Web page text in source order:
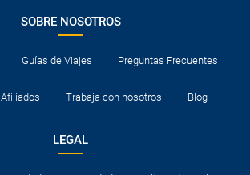
SOBRE NOSOTROS
Guías de Viajes Preguntas Frecuentes
Afiliados Trabaja con nosotros Blog
LEGAL